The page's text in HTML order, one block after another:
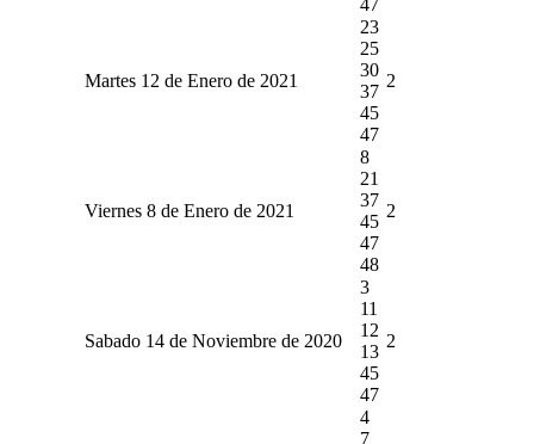
Martes 12 de Enero de 2021
23
25
30
37
45
47
2
Viernes 8 de Enero de 2021
8
21
37
45
47
48
2
Sabado 14 de Noviembre de 2020
3
11
12
13
45
47
2
4
7